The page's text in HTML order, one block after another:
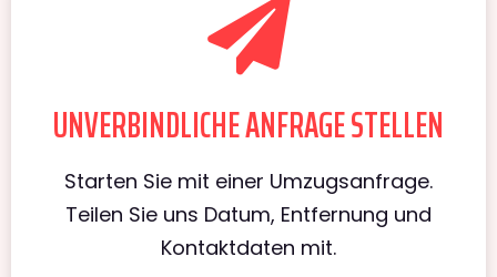
UNVERBINDLICHE ANFRAGE STELLEN
Starten Sie mit einer Umzugsanfrage.
Teilen Sie uns Datum, Entfernung und
Kontaktdaten mit.